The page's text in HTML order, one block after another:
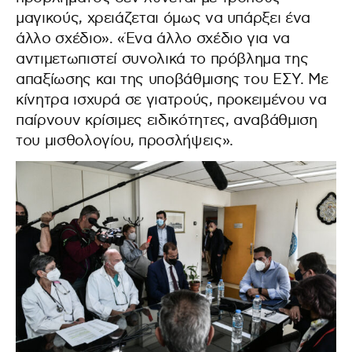
μαγικούς, χρειάζεται όμως να υπάρξει ένα
άλλο σχέδιο». «Ένα άλλο σχέδιο για να
αντιμετωπιστεί συνολικά το πρόβλημα της
απαξίωσης και της υποβάθμισης του ΕΣΥ. Με
κίνητρα ισχυρά σε γιατρούς, προκειμένου να
παίρνουν κρίσιμες ειδικότητες, αναβάθμιση
του μισθολογίου, προσλήψεις».